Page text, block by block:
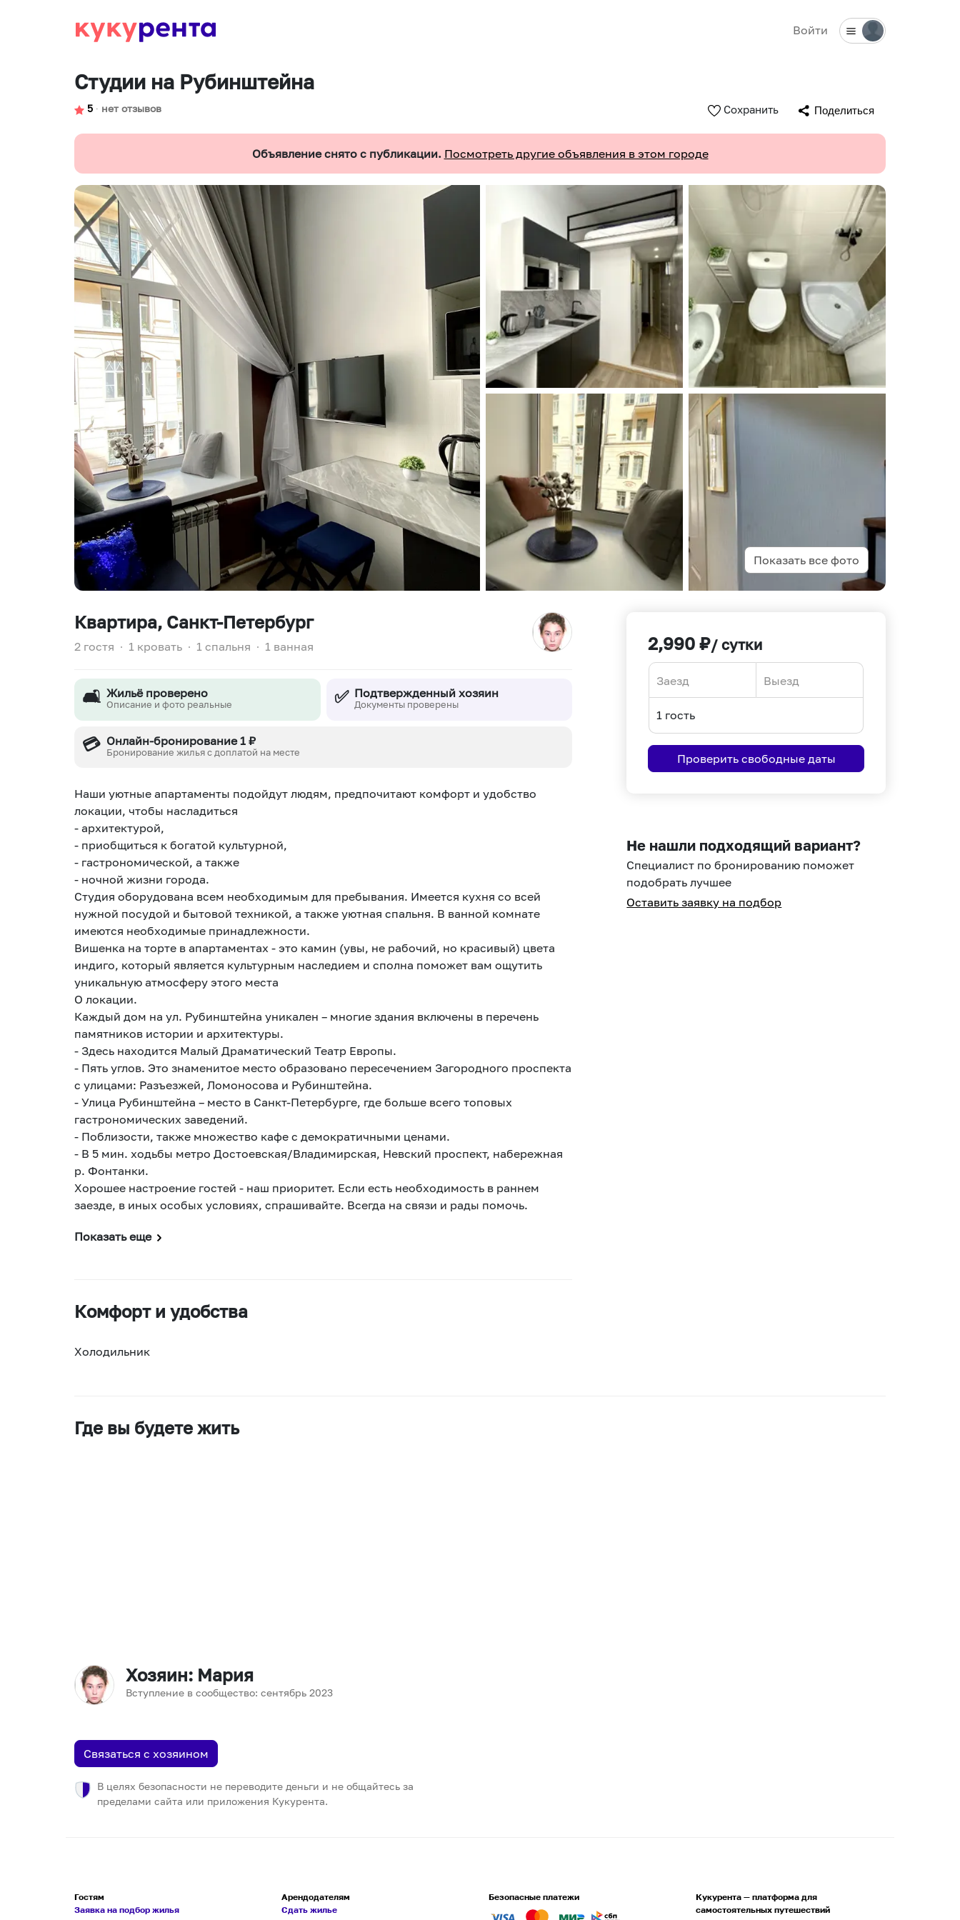
Войти
Студии на Рубинштейна
5 ∙ нет отзывов Сохранить Поделиться
Объявление снято с публикации. Посмотреть другие объявления в этом городе
Показать все фото
Квартира, Санкт-Петербург
2 гостя ∙ 1 кровать ∙ 1 спальня ∙ 1 ванная
🛋️ Жильё проверено
Описание и фото реальные ✅ Подтвержденный хозяин
Документы проверены
💳 Онлайн-бронирование 1 ₽
Бронирование жилья с доплатой на месте
Наши уютные апартаменты подойдут людям, предпочитают комфорт и удобство
локации, чтобы насладиться
- архитектурой,
- приобщиться к богатой культурной,
- гастрономической, а также
- ночной жизни города.
Студия оборудована всем необходимым для пребывания. Имеется кухня со всей
нужной посудой и бытовой техникой, а также уютная спальня. В ванной комнате
имеются необходимые принадлежности.
Вишенка на торте в апартаментах - это камин (увы, не рабочий, но красивый) цвета
индиго, который является культурным наследием и сполна поможет вам ощутить
уникальную атмосферу этого места
О локации.
Каждый дом на ул. Рубинштейна уникален – многие здания включены в перечень
памятников истории и архитектуры.
- Здесь находится Малый Драматический Театр Европы.
- Пять углов. Это знаменитое место образовано пересечением Загородного проспекта
с улицами: Разъезжей, Ломоносова и Рубинштейна.
- Улица Рубинштейна – место в Санкт-Петербурге, где больше всего топовых
гастрономических заведений.
- Поблизости, также множество кафе с демократичными ценами.
- В 5 мин. ходьбы метро Достоевская/Владимирская, Невский проспект, набережная
р. Фонтанки.
Хорошее настроение гостей - наш приоритет. Если есть необходимость в раннем
заезде, в иных особых условиях, спрашивайте. Всегда на связи и рады помочь.
Показать еще
Комфорт и удобства
Холодильник
2,990 ₽/ сутки
forward
interact
with
select
a
date.
the
interact
with
select
a
the
Проверить свободные даты
Не нашли подходящий вариант?
Специалист по бронированию поможет
подобрать лучшее
Оставить заявку на подбор
Где вы будете жить
Хозяин: Мария
Вступление в сообщество: сентябрь 2023
Связаться с хозяином
В целях безопасности не переводите деньги и не общайтесь за
пределами сайта или приложения Кукурента.
Гостям
Заявка на подбор жилья
Арендодателям
Сдать жилье
Безопасные платежи
Кукурента — платформа для
самостоятельных путешествий